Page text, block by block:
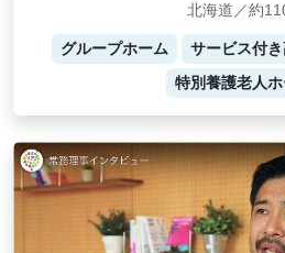
北海道／約
グループホーム サービス付
特別養護老人